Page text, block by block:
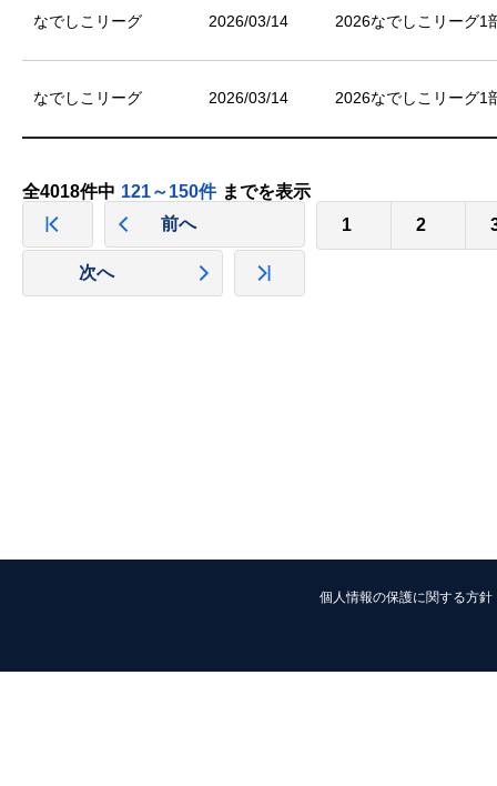
なでしこリーグ 2026/03/14 2026なでしこリーグ1
なでしこリーグ 2026/03/14 2026なでしこリーグ1
全4018件中 121～150件 までを表示
前へ
1 2
次へ
個人情報の保護に関する方針